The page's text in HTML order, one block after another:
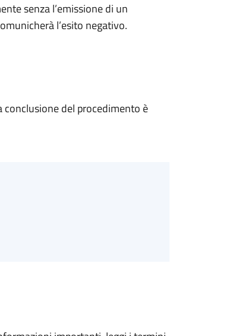
senza l’emissione di un
l’esito negativo.
del procedimento è